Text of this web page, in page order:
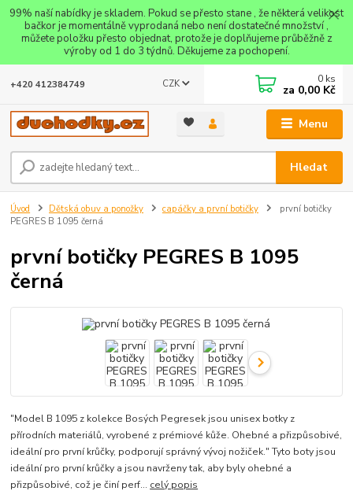
99% naší nabídky je skladem. Pokud se přesto stane , že některá velikost
bačkor je momentálně vyprodaná nebo není dostatečné množství ,
můžete položku přesto objednat, protože je doplňujeme průběžně z
výroby od 1 do 3 týdnů. Děkujeme za pochopení.
Menu
CZK
Hledat
+420 412384749 0 ks
za 0,00 Kč
Úvod Dětská obuv a ponožky capáčky a první botičky
první botičky
PEGRES B 1095 černá
první botičky PEGRES B 1095
černá
"Model B 1095 z kolekce Bosých Pegresek jsou unisex botky z
přírodních materiálů, vyrobené z prémiové kůže. Ohebné a přizpůsobivé,
ideální pro první krůčky, podporují správný vývoj nožiček." Tyto boty jsou
ideální pro první krůčky a jsou navrženy tak, aby byly ohebné a
přizpůsobivé, což je činí perf... celý popis